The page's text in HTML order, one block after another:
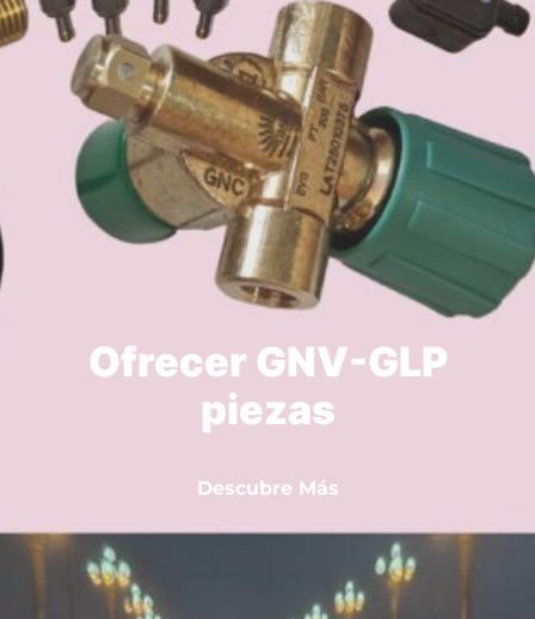
Ofrecer GNV-GLP
piezas
Descubre Más